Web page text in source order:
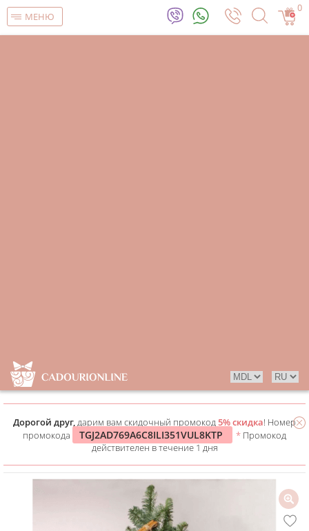
МЕНЮ
0
Дорогой друг,дарим вам скидочный промокод5% скидка! Номер
промокода
TGJ2AD769A6C8ILI351VUL8KTP * Промокод
действителен в течение 1 дня